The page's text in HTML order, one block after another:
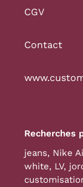
CGV
Contact
Recherches
jeans, Nike
white, LV,